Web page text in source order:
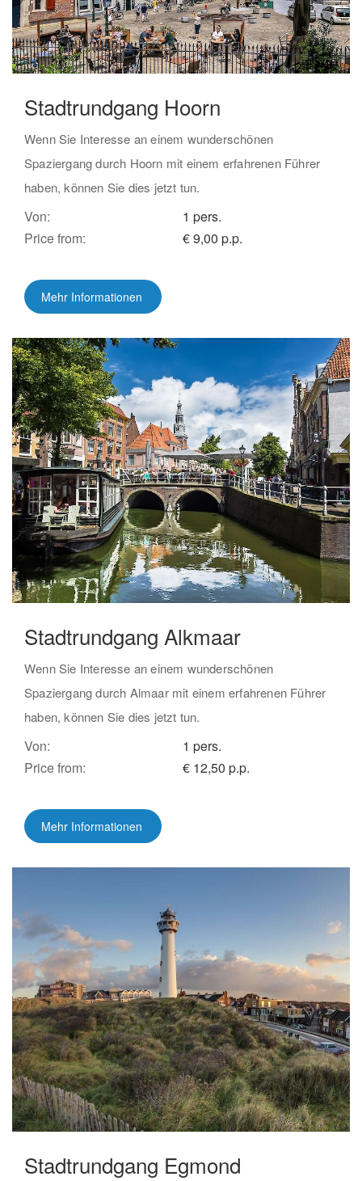
Stadtrundgang Hoorn
Wenn Sie Interesse an einem wunderschönen
Spaziergang durch Hoorn mit einem erfahrenen Führer
haben, können Sie dies jetzt tun.
Von:
1 pers.
Price from:
€ 9,00 p.p.
Mehr Informationen
Stadtrundgang Alkmaar
Wenn Sie Interesse an einem wunderschönen
Spaziergang durch Almaar mit einem erfahrenen Führer
haben, können Sie dies jetzt tun.
Von:
1 pers.
Price from:
€ 12,50 p.p.
Mehr Informationen
Stadtrundgang Egmond